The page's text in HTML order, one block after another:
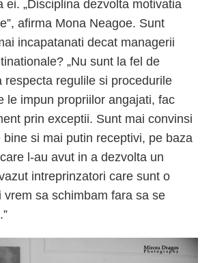
ei. „Disciplina dezvolta motivatia
afirma Mona Neagoe. Sunt
incapatanati decat managerii
„Nu sunt la fel de
respecta regulile si procedurile
le impun propriilor angajati, fac
prin exceptii. Sunt mai convinsi
bine si mai putin receptivi, pe baza
l-au avut in a dezvolta un
intreprinzatori care sunt o
vrem sa schimbam fara sa se